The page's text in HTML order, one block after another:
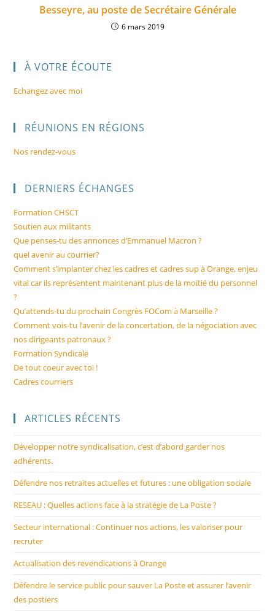
Besseyre, au poste de Secrétaire Générale
6 mars 2019
À VOTRE ÉCOUTE
Echangez avec moi
RÉUNIONS EN RÉGIONS
Nos rendez-vous
DERNIERS ÉCHANGES
Formation CHSCT
Soutien aux militants
Que penses-tu des annonces d’Emmanuel Macron ?
quel avenir au courrier?
Comment s’implanter chez les cadres et cadres sup à Orange, enjeu
vital car ils représentent maintenant plus de la moitié du personnel
?
Qu’attends-tu du prochain Congrès FOCom à Marseille ?
Comment vois-tu l’avenir de la concertation, de la négociation avec
nos dirigeants patronaux ?
Formation Syndicale
De tout coeur avec toi !
Cadres courriers
ARTICLES RÉCENTS
Développer notre syndicalisation, c’est d’abord garder nos
adhérents.
Défendre nos retraites actuelles et futures : une obligation sociale
RESEAU : Quelles actions face à la stratégie de La Poste ?
Secteur international : Continuer nos actions, les valoriser pour
recruter
Actualisation des revendications à Orange
Défendre le service public pour sauver La Poste et assurer l’avenir
des postiers